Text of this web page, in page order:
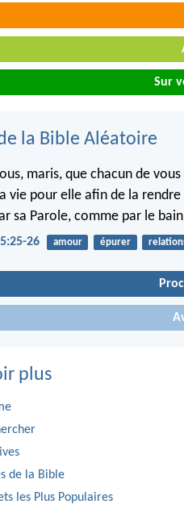
Sur
la Bible Aléatoire
maris, que chacun de
vie pour elle afin de la
sa Parole, comme par le
26 amour épurer
plus
de la Bible
les Plus Populaires